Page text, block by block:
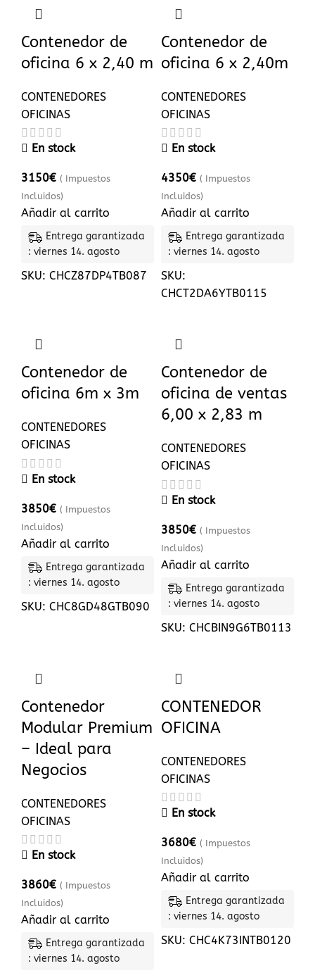
Contenedor de
oficina 6 x 2,40 m
CONTENEDORES
OFICINAS
En stock
3150€ ( Impuestos
Incluidos)
Añadir al carrito
Entrega garantizada
: viernes 14. agosto
SKU: CHCZ87DP4TB087
Contenedor de
oficina 6 x 2,40m
CONTENEDORES
OFICINAS
En stock
4350€ ( Impuestos
Incluidos)
Añadir al carrito
Entrega garantizada
: viernes 14. agosto
SKU:
CHCT2DA6YTB0115
Contenedor de
oficina 6m x 3m
CONTENEDORES
OFICINAS
En stock
3850€ ( Impuestos
Incluidos)
Añadir al carrito
Entrega garantizada
: viernes 14. agosto
SKU: CHC8GD48GTB090
Contenedor de
oficina de ventas
6,00 x 2,83 m
CONTENEDORES
OFICINAS
En stock
3850€ ( Impuestos
Incluidos)
Añadir al carrito
Entrega garantizada
: viernes 14. agosto
SKU: CHCBIN9G6TB0113
Contenedor
Modular Premium
– Ideal para
Negocios
CONTENEDORES
OFICINAS
En stock
3860€ ( Impuestos
Incluidos)
Añadir al carrito
Entrega garantizada
: viernes 14. agosto
CONTENEDOR
OFICINA
CONTENEDORES
OFICINAS
En stock
3680€ ( Impuestos
Incluidos)
Añadir al carrito
Entrega garantizada
: viernes 14. agosto
SKU: CHC4K73INTB0120